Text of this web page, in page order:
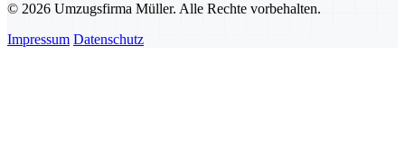
© 2026 Umzugsfirma Müller. Alle Rechte vorbehalten.
Impressum Datenschutz